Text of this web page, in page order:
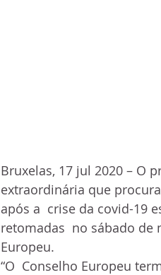
Bruxelas, 17 jul 2020 – O
extraordinária que
após a  crise da covid-19
retomadas  no sábado de
Europeu.
“O  Conselho Europeu